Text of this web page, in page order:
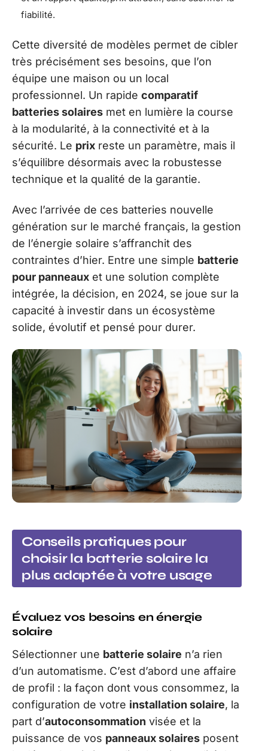
fiabilité.
Cette diversité de modèles permet de cibler
très précisément ses besoins, que l’on
équipe une maison ou un local
professionnel. Un rapide comparatif
batteries solaires met en lumière la course
à la modularité, à la connectivité et à la
sécurité. Le prix reste un paramètre, mais il
s’équilibre désormais avec la robustesse
technique et la qualité de la garantie.
Avec l’arrivée de ces batteries nouvelle
génération sur le marché français, la gestion
de l’énergie solaire s’affranchit des
contraintes d’hier. Entre une simple batterie
pour panneaux et une solution complète
intégrée, la décision, en 2024, se joue sur la
capacité à investir dans un écosystème
solide, évolutif et pensé pour durer.
Conseils pratiques pour
choisir la batterie solaire la
plus adaptée à votre usage
Évaluez vos besoins en énergie
solaire
Sélectionner une batterie solaire n’a rien
d’un automatisme. C’est d’abord une affaire
de profil : la façon dont vous consommez, la
configuration de votre installation solaire, la
part d’autoconsommation visée et la
puissance de vos panneaux solaires posent